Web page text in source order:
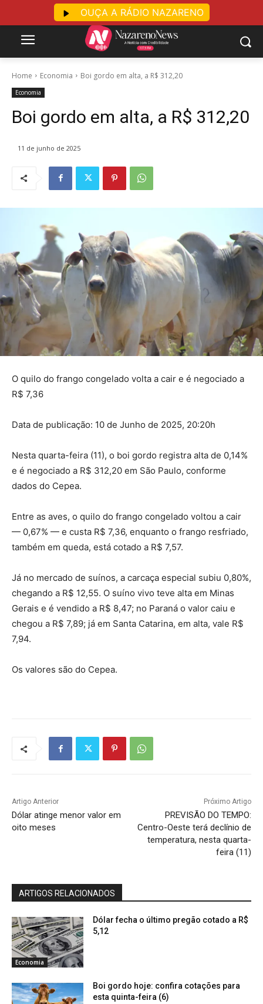
Home Economia Boi gordo em alta, a R$ 312,20
Economia
Boi gordo em alta, a R$ 312,20
11 de junho de 2025
O quilo do frango congelado volta a cair e é negociado a
R$ 7,36
Data de publicação: 10 de Junho de 2025, 20:20h
Nesta quarta-feira (11), o boi gordo registra alta de 0,14%
e é negociado a R$ 312,20 em São Paulo, conforme
dados do Cepea.
Entre as aves, o quilo do frango congelado voltou a cair
— 0,67% — e custa R$ 7,36, enquanto o frango resfriado,
também em queda, está cotado a R$ 7,57.
Já no mercado de suínos, a carcaça especial subiu 0,80%,
chegando a R$ 12,55. O suíno vivo teve alta em Minas
Gerais e é vendido a R$ 8,47; no Paraná o valor caiu e
chegou a R$ 7,89; já em Santa Catarina, em alta, vale R$
7,94.
Os valores são do Cepea.
Artigo Anterior
Dólar atinge menor valor em
oito meses
Próximo Artigo
PREVISÃO DO TEMPO:
Centro-Oeste terá declínio de
temperatura, nesta quarta-
feira (11)
ARTIGOS RELACIONADOS
Economia
Dólar fecha o último pregão cotado a R$
5,12
Boi gordo hoje: confira cotações para
esta quinta-feira (6)
OUÇA A RÁDIO NAZARENO